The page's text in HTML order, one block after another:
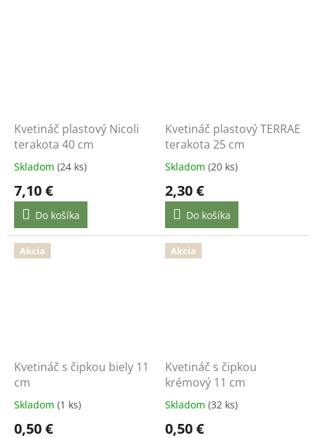
Kvetináč plastový Nicoli
terakota 40 cm
Skladom (24 ks)
7,10 €
Do košíka
Kvetináč plastový TERRAE
terakota 25 cm
Skladom (20 ks)
2,30 €
Do košíka
Akcia
Kvetináč s čipkou biely 11
cm
Skladom (1 ks)
0,50 €
Akcia
Kvetináč s čipkou
krémový 11 cm
Skladom (32 ks)
0,50 €